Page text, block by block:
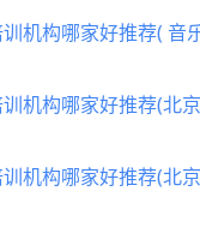
机构哪家好推荐( 音
机构哪家好推荐(北
机构哪家好推荐(北